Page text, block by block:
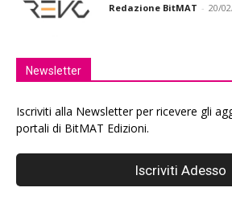
Redazione BitMAT - 20/
Newsletter
Iscriviti alla Newsletter per ricevere gli
portali di BitMAT Edizioni.